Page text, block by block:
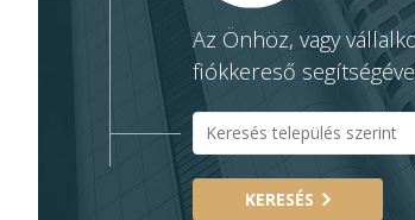
Az Önhöz, vagy
fiókkereső
KERESÉS